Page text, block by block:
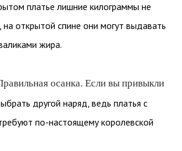
платье лишние килограммы не
на открытой спине они могут выдавать
жира.
осанка. Если вы привыкли
другой наряд, ведь платья с
по-настоящему королевской